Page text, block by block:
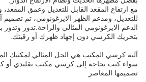
مع ارتفاع المقعد القابل للتعديل وعمق
للتعديل، ومدعم الظهر الايرغونومي، تم تصميم
الدعم الايرغونومي المثالي والراحة.تدور
بتحريك الكرسي دون إجهاد ظهرك أو رقبتك.
آلية كرسي المكتب هي الحل المثالي لمكتبك
سواء كنت بحاجة إلى كرسي مكتب تقليدي أو
تصميمها المعاصر